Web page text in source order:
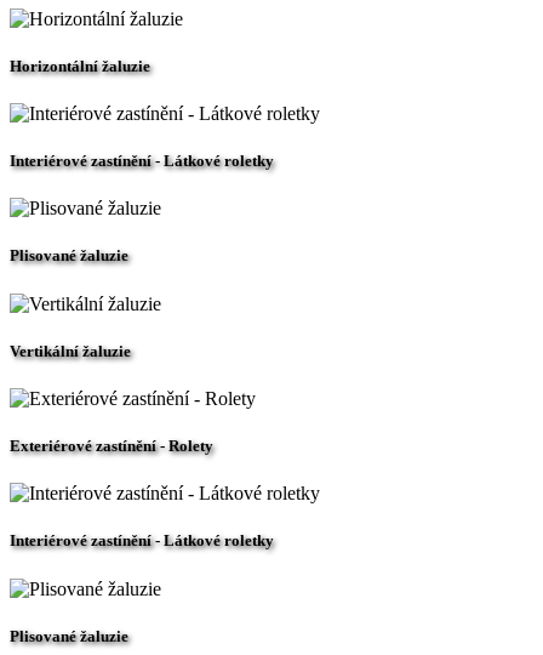
Horizontální žaluzie
Interiérové zastínění - Látkové roletky
Plisované žaluzie
Vertikální žaluzie
Exteriérové zastínění - Rolety
Interiérové zastínění - Látkové roletky
Plisované žaluzie